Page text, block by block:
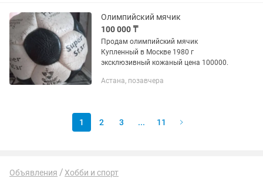
Олимпийский мячик
100 000 ₸
Продам олимпийский мячик
Купленный в Москве 1980 г
эксклюзивный кожаный цена 100000.
Астана, позавчера
1 2 3 ... 11
Объявления Хобби и спорт